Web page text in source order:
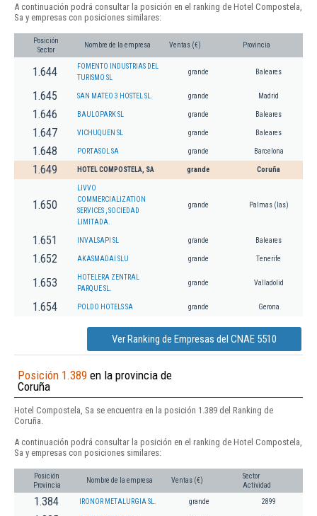
A continuación podrá consultar la posición en el ranking de Hotel Compostela,
Sa y empresas con posiciones similares:
Posición
Sector
Nombre de la empresa Ventas (€) Provincia
1.644
FOMENTO INDUSTRIAS DEL
TURISMO SL
grande Baleares
1.645 SAN MATEO 3 HOSTEL SL. grande Madrid
1.646 BAULOPARK SL grande Baleares
1.647 VICHUQUEN SL grande Baleares
1.648 PORTASOL SA grande Barcelona
1.649 HOTEL COMPOSTELA, SA grande Coruña
1.650
LIVVO
COMMERCIALIZATION
SERVICES , SOCIEDAD
LIMITADA.
grande Palmas (las)
1.651 INVALSAPI SL grande Baleares
1.652 AKASMADAI SLU grande Tenerife
1.653
HOTELERA ZENTRAL
PARQUE SL.
grande Valladolid
1.654 POLDO HOTELS SA grande Gerona
Ver Ranking de Empresas del CNAE 5510
Posición 1.389 en la provincia de
Coruña
Hotel Compostela, Sa se encuentra en la posición 1.389 del Ranking de
Coruña.
A continuación podrá consultar la posición en el ranking de Hotel Compostela,
Sa y empresas con posiciones similares:
Posición
Provincia
Nombre de la empresa Ventas (€)
Sector
Actividad
1.384 IRONOR METALURGIA SL. grande 2899